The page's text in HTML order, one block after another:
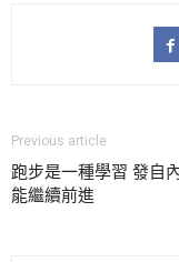
Previous article
跑步是一種學習 發自
能繼續前進